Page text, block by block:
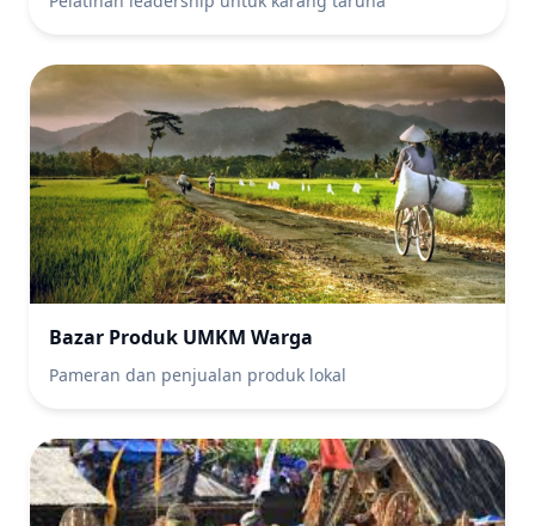
Bazar Produk UMKM Warga
Pameran dan penjualan produk lokal